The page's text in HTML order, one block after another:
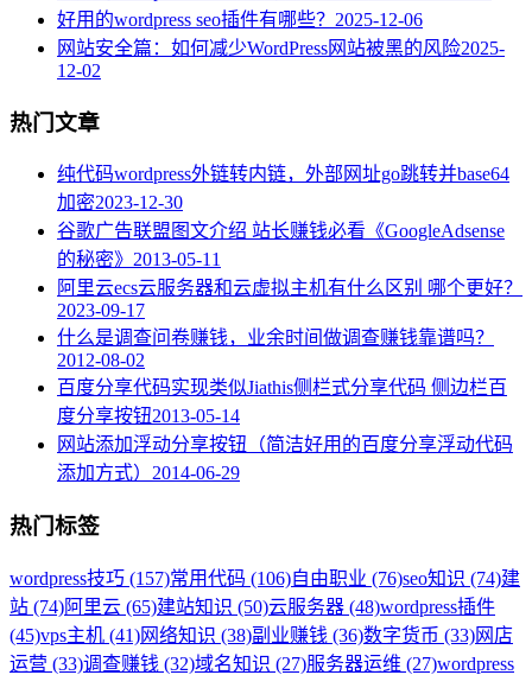
好用的wordpress seo插件有哪些？ 2025-12-06
网站安全篇：如何减少WordPress网站被黑的风险2025-
12-02
热门文章
纯代码wordpress外链转内链，外部网址go跳转并base64
加密2023-12-30
谷歌广告联盟图文介绍 站长赚钱必看《GoogleAdsense
的秘密》 2013-05-11
阿里云ecs云服务器和云虚拟主机有什么区别 哪个更好？
2023-09-17
什么是调查问卷赚钱，业余时间做调查赚钱靠谱吗？
2012-08-02
百度分享代码实现类似Jiathis侧栏式分享代码 侧边栏百
度分享按钮2013-05-14
网站添加浮动分享按钮（简洁好用的百度分享浮动代码
添加方式） 2014-06-29
热门标签
wordpress技巧 (157)常用代码 (106)自由职业 (76)seo知识 (74)建
站 (74)阿里云 (65)建站知识 (50)云服务器 (48)wordpress插件
(45)vps主机 (41)网络知识 (38)副业赚钱 (36)数字货币 (33)网店
运营 (33)调查赚钱 (32)域名知识 (27)服务器运维 (27)wordpress